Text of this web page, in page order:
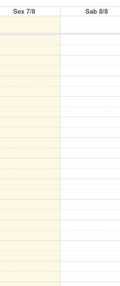
Sex 7/8 Sab 8/8